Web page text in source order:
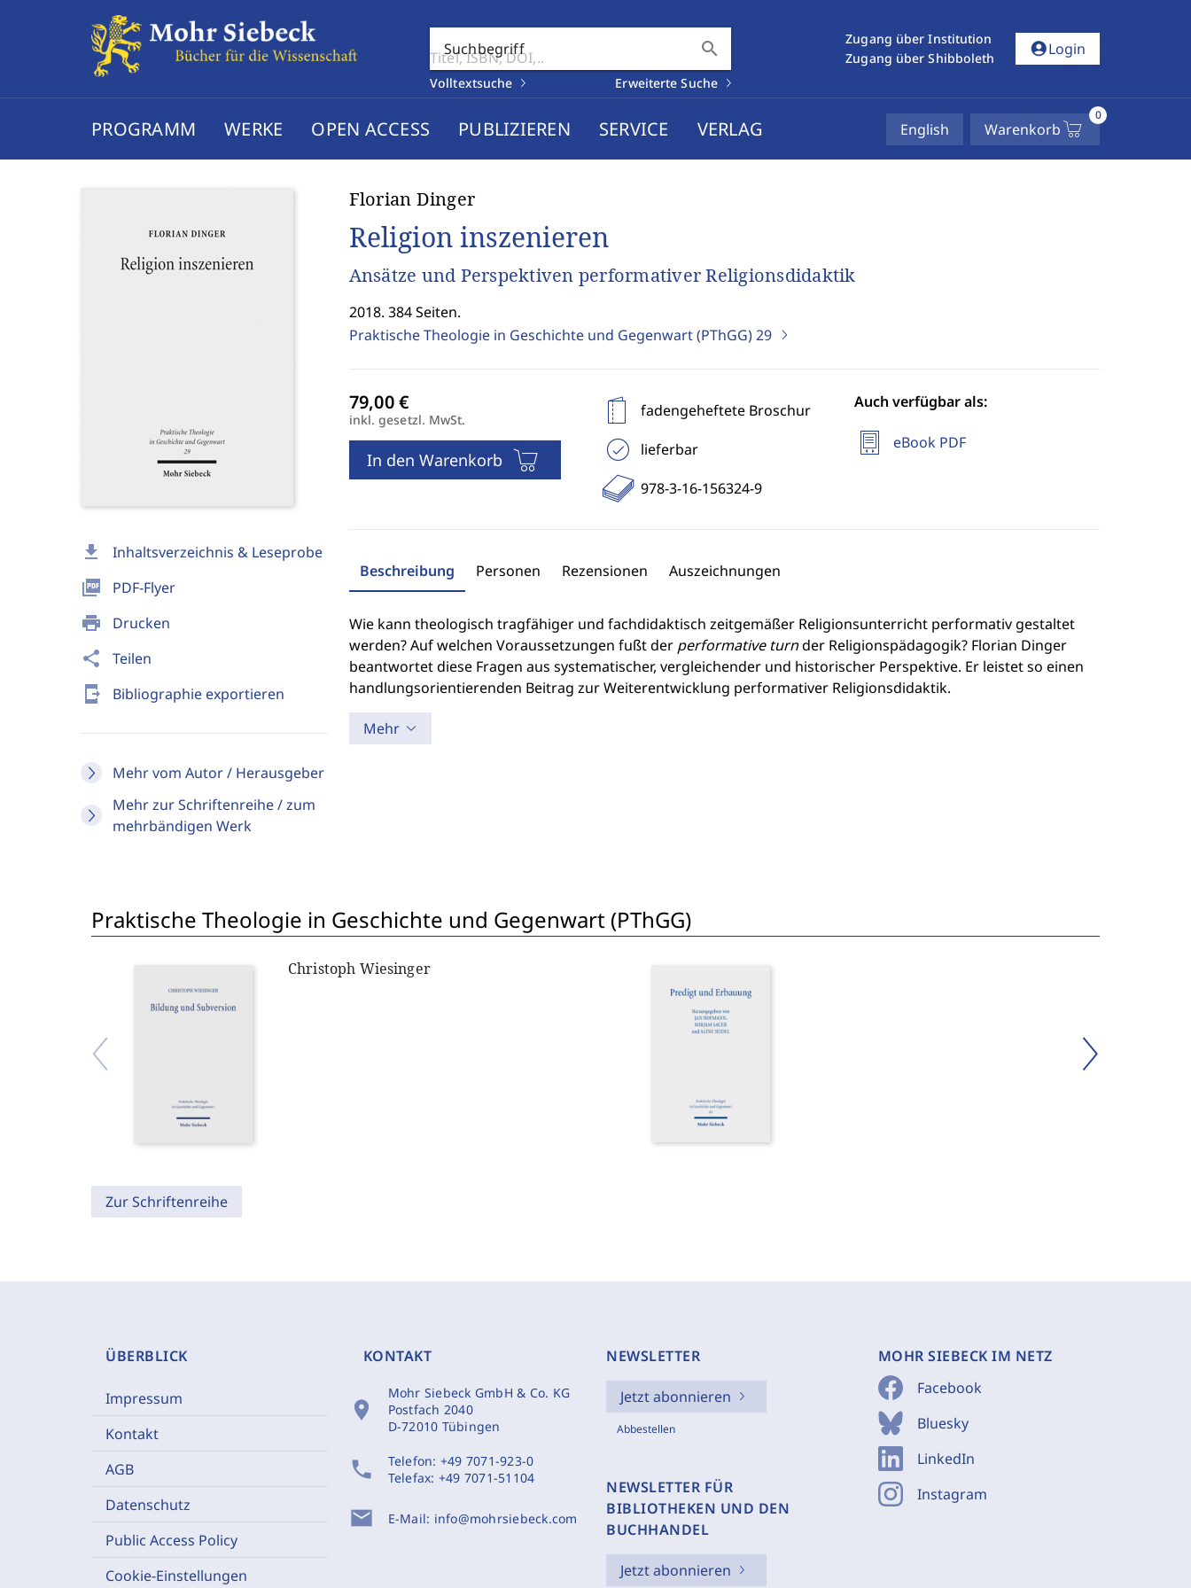
Suchbegriff search
Volltextsuche Erweiterte Suche
Zugang über Institution
Zugang über Shibboleth
account_circleLogin
PROGRAMM WERKE OPEN ACCESS PUBLIZIEREN SERVICE VERLAG English Warenkorb
0
download Inhaltsverzeichnis & Leseprobe
picture_as_pdf PDF-Flyer
print Drucken
share Teilen
send_to_mobile Bibliographie exportieren
Mehr vom Autor / Herausgeber
Mehr zur Schriftenreihe / zum
mehrbändigen Werk
Florian Dinger
Religion inszenieren
Ansätze und Perspektiven performativer Religionsdidaktik
2018. 384 Seiten.
Praktische Theologie in Geschichte und Gegenwart (PThGG)29
inkl. gesetzl. MwSt.
In den Warenkorb
fadengeheftete Broschur
lieferbar
978-3-16-156324-9
Auch verfügbar als:
eBook PDF
Beschreibung Personen Rezensionen Auszeichnungen
Wie kann theologisch tragfähiger und fachdidaktisch zeitgemäßer Religionsunterricht performativ gestaltet
werden? Auf welchen Voraussetzungen fußt der performative turnder Religionspädagogik? Florian Dinger
beantwortet diese Fragen aus systematischer, vergleichender und historischer Perspektive. Er leistet so einen
handlungsorientierenden Beitrag zur Weiterentwicklung performativer Religionsdidaktik.
Mehr
Praktische Theologie in Geschichte und Gegenwart (PThGG)
Christoph Wiesinger
Zur Schriftenreihe
ÜBERBLICK
Impressum
Kontakt
AGB
Datenschutz
Public Access Policy
Cookie-Einstellungen
KONTAKT
location_on
Mohr Siebeck GmbH & Co. KG
Postfach 2040
D-72010 Tübingen
phone Telefon: +49 7071-923-0
Telefax: +49 7071-51104
mail E-Mail: info@mohrsiebeck.com
NEWSLETTER
Jetzt abonnieren
Abbestellen
NEWSLETTER FÜR
BIBLIOTHEKEN UND DEN
BUCHHANDEL
Jetzt abonnieren
MOHR SIEBECK IM NETZ
Facebook
Bluesky
LinkedIn
Instagram